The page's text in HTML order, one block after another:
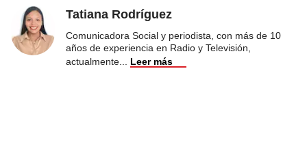
Tatiana Rodríguez
Comunicadora Social y periodista, con más de 10
años de experiencia en Radio y Televisión,
actualmente
Leer más